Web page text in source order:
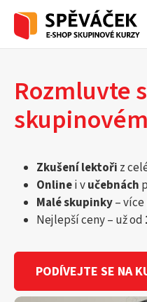
Rozmluvte
Zkušení lektoři z
Onlinei vučebnách
Malé skupinky–
Nejlepší ceny – už od
PODÍVEJTE SE NA